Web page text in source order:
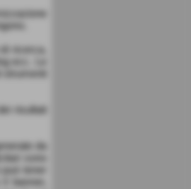
ricerca,
ecc. Le
risultati
da
sono
tener
banner,